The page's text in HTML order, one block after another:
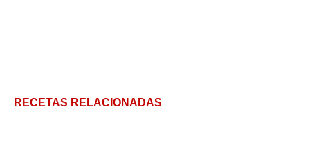
RECETAS RELACIONADAS